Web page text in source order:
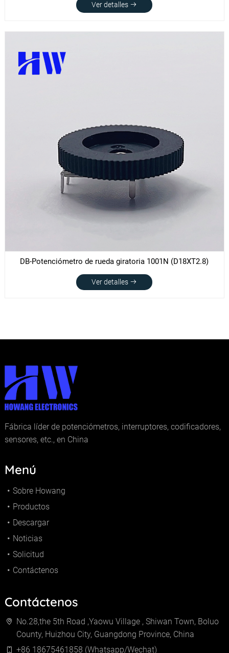
Ver detalles
DB-Potenciómetro de rueda giratoria 1001N (D18XT2.8)
Ver detalles
Fábrica líder de potenciómetros, interruptores, codificadores,
sensores, etc., en China
Menú
Sobre Howang
Productos
Descargar
Noticias
Solicitud
Contáctenos
Contáctenos
No.28,the 5th Road ,Yaowu Village , Shiwan Town, Boluo
County, Huizhou City, Guangdong Province, China
+86 18675461858 (Whatsapp/Wechat)